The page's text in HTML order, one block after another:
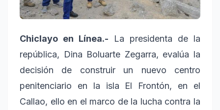
Chiclayo en Línea.-
La presidenta de la
república, Dina Boluarte Zegarra, evalúa la
decisión de construir un nuevo centro
penitenciario en la isla El Frontón, en el
Callao, ello en el marco de la lucha contra la